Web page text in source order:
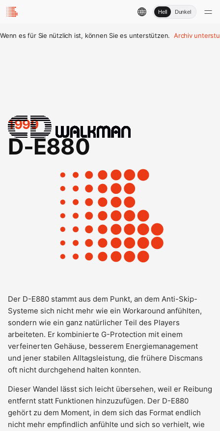
Hell Dunkel
Wenn es für Sie nützlich ist, können Sie es unterstützen. Archiv
1999
D-E880
Der D-E880 stammt aus dem Punkt, an dem Anti-Skip-
Systeme sich nicht mehr wie ein Workaround anfühlten,
sondern wie ein ganz natürlicher Teil des Players
arbeiteten. Er kombinierte G-Protection mit einem
verfeinerten Gehäuse, besserem Energiemanagement
und jener stabilen Alltagsleistung, die frühere Discmans
oft nicht durchgehend halten konnten.
Dieser Wandel lässt sich leicht übersehen, weil er Reibung
entfernt statt Funktionen hinzuzufügen. Der D-E880
gehört zu dem Moment, in dem sich das Format endlich
nicht mehr empfindlich anfühlte und sich so verhielt, wie